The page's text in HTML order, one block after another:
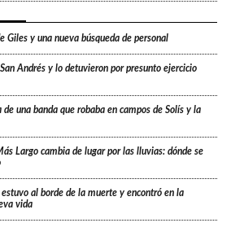
Giles y una nueva búsqueda de personal
Andrés y lo detuvieron por presunto ejercicio
una banda que robaba en campos de Solís y la
Largo cambia de lugar por las lluvias: dónde se
al borde de la muerte y encontró en la
vida